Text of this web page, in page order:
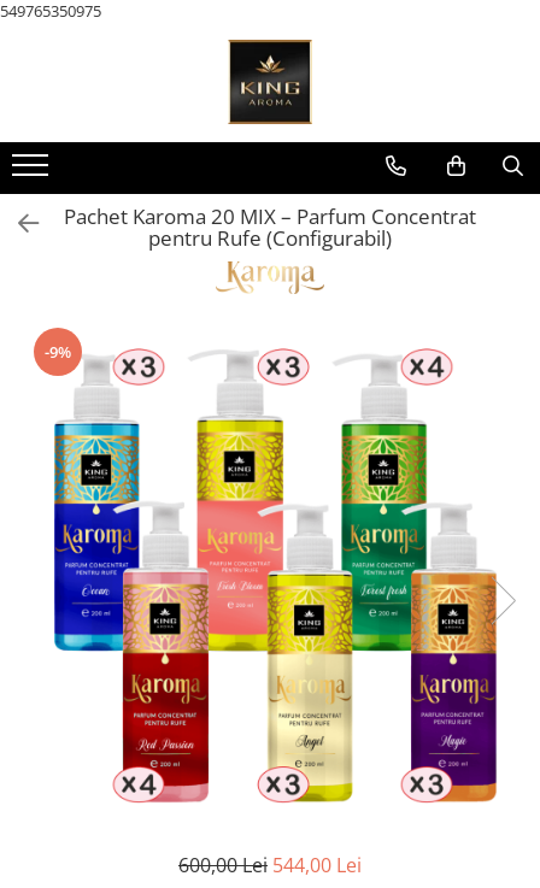
549765350975
Pachete Karoma
KAROMA Discovery – Seturi &
Testare
Karoma Cutii Cadou Lux
AROMATERAPIE & Casă
Pachete Uleiuri Parfumate
Aromaterapie
Pachete Tematice 5 Uleiuri
Parfumate Aromaterapie
Pachete Uni 5 Uleiuri Parfumate
Aromaterapie
Pachete 30 Uleiuri Parfumate
Aromaterapie
Ulei Parfumat Aromaterapie10 ml
Conuri & Bețe Parfumate
Pachet Bețisoare Parfumate HEM +
Ulei Parfumat Aromaterapie
Pachet Conuri Backflow HEM + Ulei
Parfumat Aromaterapie
Conuri Parfumate HEM 10 buc
Accesorii și Difuzoare
Suporți Conuri & bețe parfumate
Pachet Karoma 20 MIX – Parfum Concentrat
pentru Rufe (Configurabil)
-9%
600,00 Lei 544,00 Lei